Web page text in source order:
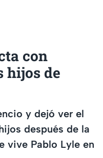
con
hijos de
y dejó ver el
después de la
vive Pablo Lyle en